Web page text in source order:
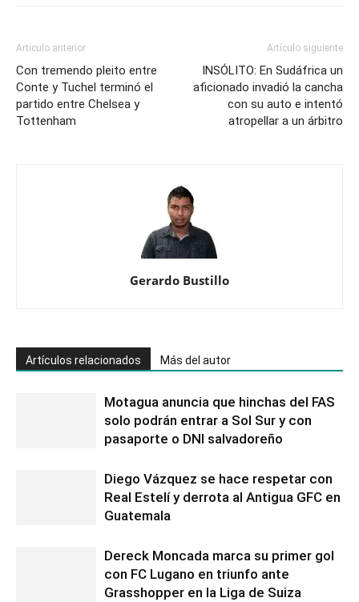
Artículo anterior
Con tremendo pleito entre
Conte y Tuchel terminó el
partido entre Chelsea y
Tottenham
Artículo siguiente
INSÓLITO: En Sudáfrica un
aficionado invadió la cancha
con su auto e intentó
atropellar a un árbitro
Gerardo Bustillo
Artículos relacionados Más del autor
Motagua anuncia que hinchas del FAS
solo podrán entrar a Sol Sur y con
pasaporte o DNI salvadoreño
Diego Vázquez se hace respetar con
Real Estelí y derrota al Antigua GFC en
Guatemala
Dereck Moncada marca su primer gol
con FC Lugano en triunfo ante
Grasshopper en la Liga de Suiza